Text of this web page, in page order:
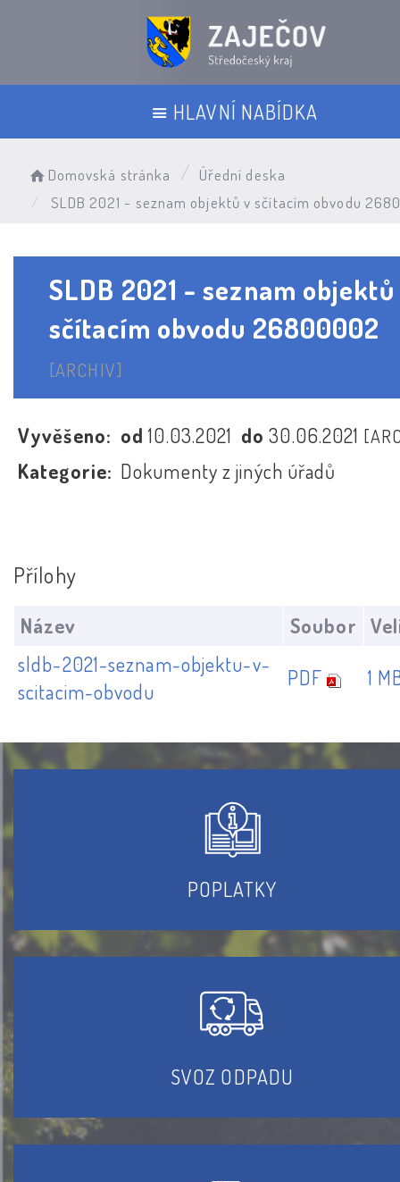
HLAVNÍ NABÍDKA
Domovská stránka
Úřední deska
SLDB 2021 - seznam objektů v sčítacím obvodu
SLDB 2021 - seznam
sčítacím obvodu 26800002
[ARCHIV]
Vyvěšeno: od10.03.2021 do30.06.2021
Kategorie: Dokumenty z jiných úřadů
Přílohy
Název Soubor
sldb-2021-seznam-objektu-v-
scitacim-obvodu
PDF 1
POPLATKY
SVOZ ODPADU